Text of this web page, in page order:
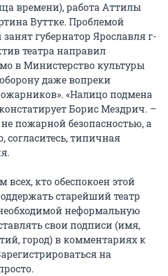
времени), работа Аттилы
Вуттке. Проблемой
губернатор Ярославля г-
театра направил
в Министерство культуры
даже вопреки
«Налицо подмена
Борис Мездрич. –
пожарной безопасностью, а
согласитесь, типичная
кто обеспокоен этой
старейший театр
неформальную
свои подписи (имя,
город) в комментариях к
на